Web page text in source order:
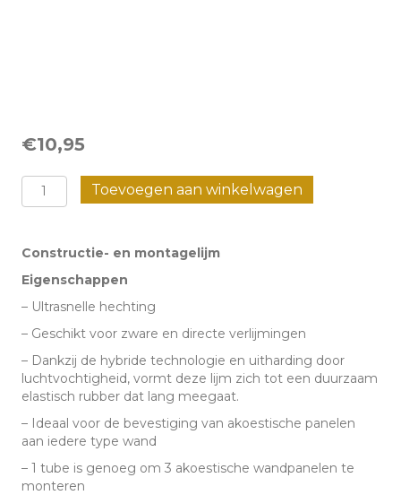
€10,95
Constructie-
en
Toevoegen aan winkelwagen
Constructie- en montagelijm
Eigenschappen
– Ultrasnelle hechting
– Geschikt voor zware en directe verlijmingen
– Dankzij de hybride technologie en uitharding door
luchtvochtigheid, vormt deze lijm zich tot een duurzaam
elastisch rubber dat lang meegaat.
– Ideaal voor de bevestiging van akoestische panelen
aan iedere type wand
– 1 tube is genoeg om 3 akoestische wandpanelen te
monteren